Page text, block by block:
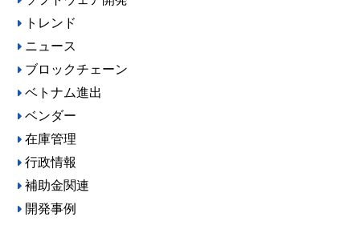
トレンド
ニュース
ブロックチェーン
ベトナム進出
ベンダー
在庫管理
行政情報
補助金関連
開発事例